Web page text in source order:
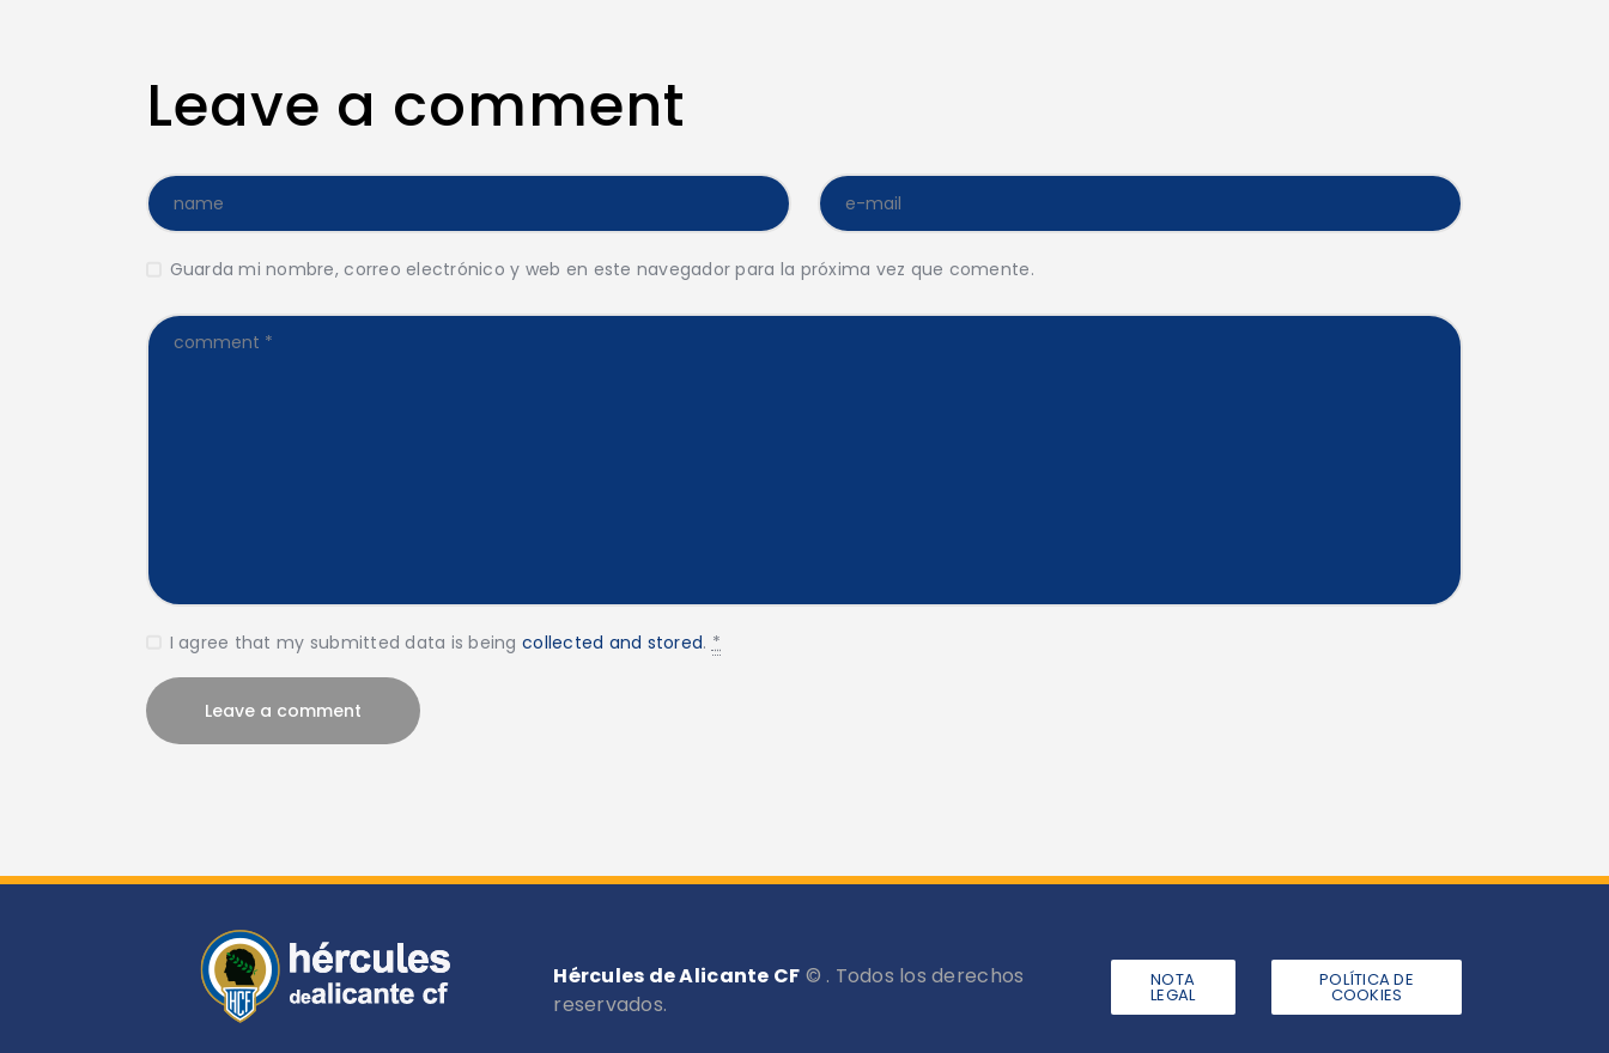
Leave a comment
Guarda mi nombre, correo electrónico y web en este navegador para la próxima vez que comente.
I agree that my submitted data is being collected and stored. *
Hércules de Alicante CF © . Todos los derechos
reservados.
NOTA
LEGAL
POLÍTICA DE
COOKIES